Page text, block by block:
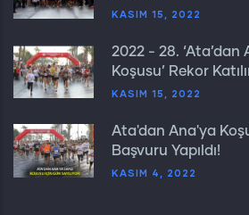
KASIM 15, 2022
2022 - 28. ‘Ata’dan
Koşusu’ Rekor
KASIM 15, 2022
Ata'dan Ana'ya
Başvuru Yapıldı!
KASIM 4, 2022